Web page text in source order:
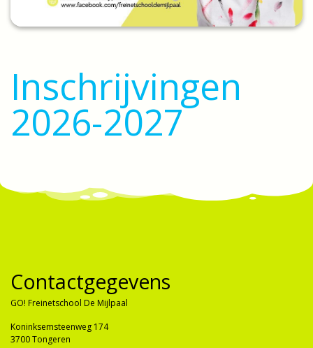
Inschrijvingen
2026-2027
Contactgegevens
GO! Freinetschool De Mijlpaal
Koninksemsteenweg 174
3700 Tongeren